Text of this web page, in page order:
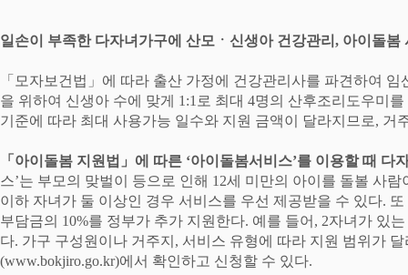
일손이 부족한 다자녀가구에 산모 ㆍ 신생아 건강관리 , 아이돌봄
「 모자보건법 」 에 따라 출산 가정에 건강관리사를 파견하여
을 위하여 신생아 수에 맞게 1:1 로 최대 4명의 산후조리도우미
기준에 따라 최대 사용가능 일수와 지원 금액이 달라지므로, 거
「 아이돌봄 지원법 」 에 따른 ‘아이돌봄서비스’를 이용할 때 다
스’는 부모의 맞벌이 등으로 인해 12세 미만의 아이를 돌볼 사
이하 자녀가 둘 이상인 경우 서비스를 우선 제공받을 수 있다. 또
부담금의 10%를 정부가 추가 지원한다. 예를 들어 , 2자녀가 있는
다. 가구 구성원이나 거주지 , 서비스 유형에 따라 지원 범위가
(www.bokjiro.go.kr)에서 확인하고 신청할 수 있다.